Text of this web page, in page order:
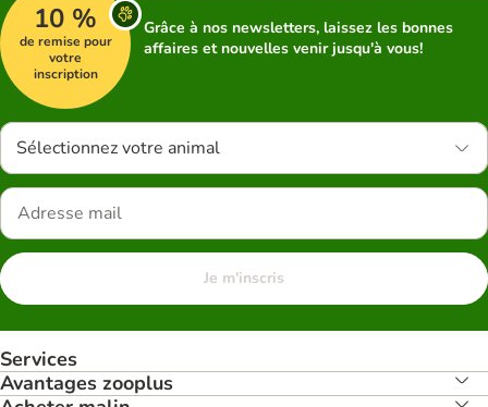
10 %
de remise pour
votre
inscription
Grâce à nos newsletters, laissez les bonnes
affaires et nouvelles venir jusqu'à vous!
Sélectionnez votre animal
Je m'inscris
Services
Avantages zooplus